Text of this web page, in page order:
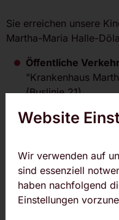
Sie erreichen unsere
Martha-Maria Halle-
Öffentliche
"Krankenhaus
(Buslinie 21)
Parkmöglichkeiten
Krankenhaus
Sie vor.
Website
Wir verwenden auf
sind essenziell
haben nachfolgend
Einstellungen